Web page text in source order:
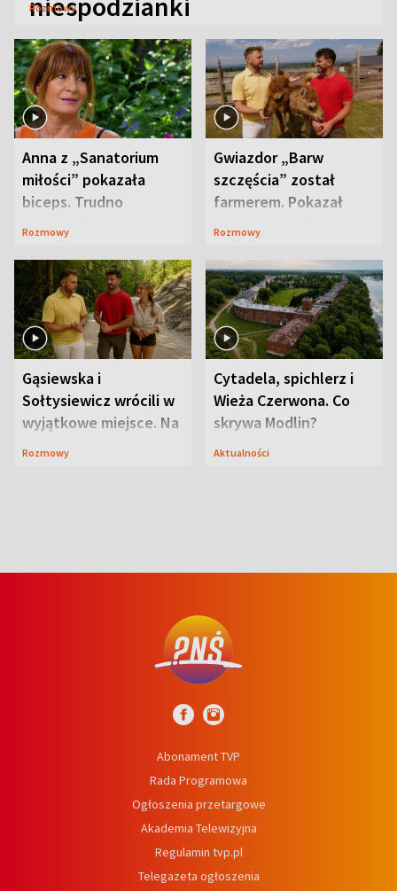
Rozmowy
Anna z „Sanatorium
miłości” pokazała
biceps. Trudno
uwierzyć, co przeszła
Rozmowy
Gwiazdor „Barw
szczęścia” został
farmerem. Pokazał
swoje niezwykłe
Rozmowy
Gąsiewska i
Sołtysiewicz wrócili w
wyjątkowe miejsce. Na
szlaku czekał
Rozmowy
Cytadela, spichlerz i
Wieża Czerwona. Co
skrywa Modlin?
Aktualności
Abonament TVP
Rada Programowa
Ogłoszenia przetargowe
Akademia Telewizyjna
Regulamin tvp.pl
Telegazeta ogłoszenia